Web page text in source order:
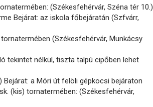
(Székesfehérvár, Széna tér 10.)
Bejárat: az iskola főbejáratán (Szfvárr,
(Székesfehérvár, Munkácsy
tekintet nélkül, tiszta talpú cipőben lehet
Bejárat: a Móri út felöli gépkocsi bejáraton
(kis) tornatermében: (Székesfehérvár,